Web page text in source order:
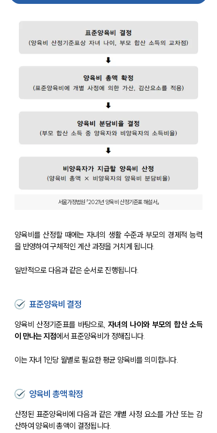
서울가정법원 『2021년 양육비 산정기준표 해설서』
양육비를 산정할 때에는 자녀의 생활 수준과 부모의 경제적 능력
을 반영하여 구체적인 계산 과정을 거치게 됩니다.
일반적으로 다음과 같은 순서로 진행됩니다.
표준양육비 결정
양육비 산정기준표를 바탕으로, 자녀의 나이와 부모의 합산 소득
이 만나는 지점에서 표준양육비가 정해집니다.
이는 자녀 1인당 월별로 필요한 평균 양육비를 의미합니다.
양육비 총액 확정
산정된 표준양육비에 다음과 같은 개별 사정 요소를 가산 또는 감
산하여 양육비 총액이 결정됩니다.